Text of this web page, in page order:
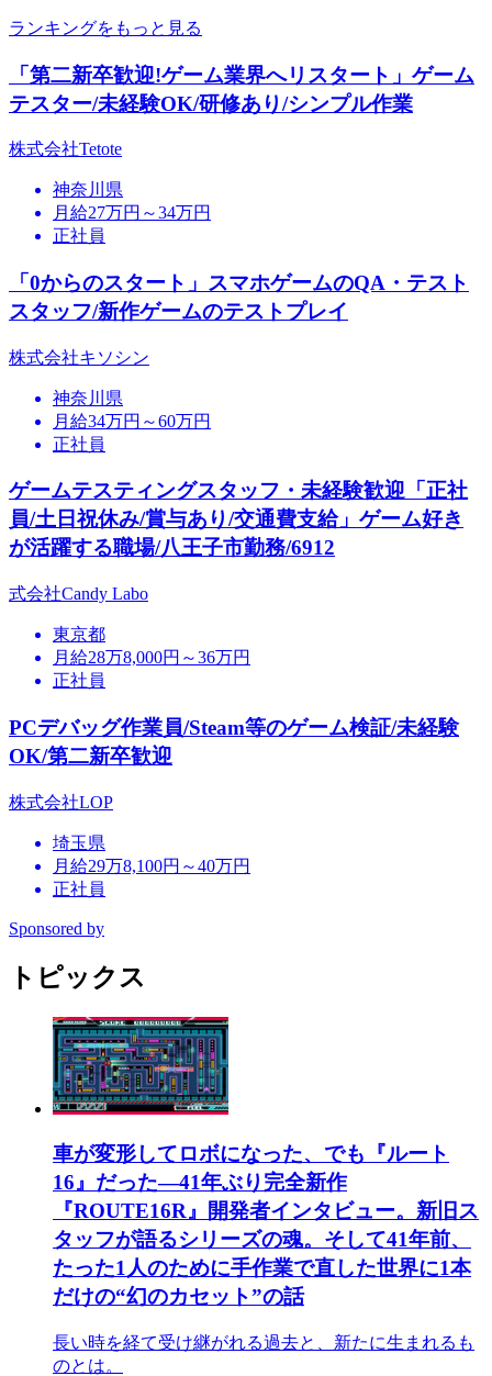
ランキングをもっと見る
「第二新卒歓迎!ゲーム業界へリスタート」ゲーム
テスター/未経験OK/研修あり/シンプル作業
株式会社Tetote
神奈川県
月給27万円～34万円
正社員
「0からのスタート」スマホゲームのQA・テスト
スタッフ/新作ゲームのテストプレイ
株式会社キソシン
神奈川県
月給34万円～60万円
正社員
ゲームテスティングスタッフ・未経験歓迎「正社
員/土日祝休み/賞与あり/交通費支給」ゲーム好き
が活躍する職場/八王子市勤務/6912
式会社Candy Labo
東京都
月給28万8,000円～36万円
正社員
PCデバッグ作業員/Steam等のゲーム検証/未経験
OK/第二新卒歓迎
株式会社LOP
埼玉県
月給29万8,100円～40万円
正社員
Sponsored by
トピックス
車が変形してロボになった、でも『ルート
16』だった―41年ぶり完全新作
『ROUTE16R』開発者インタビュー。新旧ス
タッフが語るシリーズの魂。そして41年前、
たった1人のために手作業で直した世界に1本
だけの“幻のカセット”の話
長い時を経て受け継がれる過去と、新たに生まれるも
のとは。